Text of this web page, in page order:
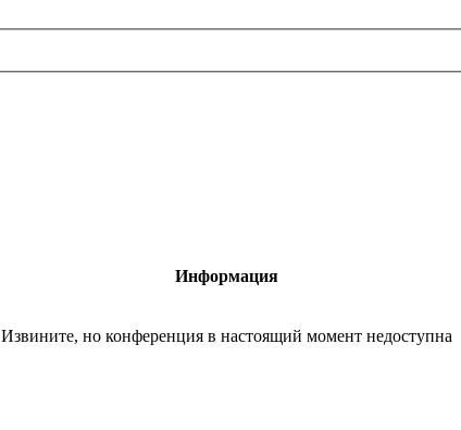
Информация
Извините, но конференция в настоящий момент недоступна